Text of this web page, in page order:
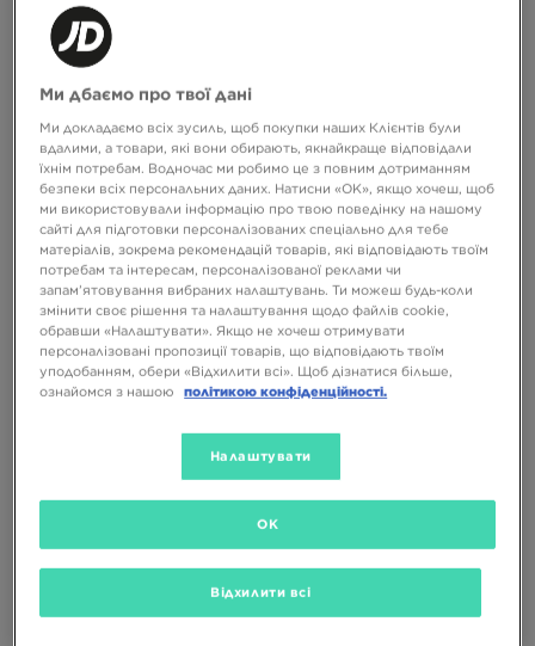
-10% З КОДОМ NOVY10
UGG CLASSIC ULTRA MINI
PLATFORM
8999 ГРН
-10% З КОДОМ NOVY10
UGG CLASSIC ULTRA MINI
PLATFORM
8999 ГРН
-10% З КОДОМ NOVY10 -10% З КОДОМ NOVY10
Ми дбаємо про твої дані
Ми докладаємо всіх зусиль, щоб покупки наших Клієнтів були
вдалими, а товари, які вони обирають, якнайкраще відповідали
їхнім потребам. Водночас ми робимо це з повним дотриманням
безпеки всіх персональних даних. Натисни «OK», якщо хочеш, щоб
ми використовували інформацію про твою поведінку на нашому
сайті для підготовки персоналізованих спеціально для тебе
матеріалів, зокрема рекомендацій товарів, які відповідають твоїм
потребам та інтересам, персоналізованої реклами чи
запам’ятовування вибраних налаштувань. Ти можеш будь-коли
змінити своє рішення та налаштування щодо файлів cookie,
обравши «Налаштувати». Якщо не хочеш отримувати
персоналізовані пропозиції товарів, що відповідають твоїм
уподобанням, обери «Відхилити всі». Щоб дізнатися більше,
ознайомся з нашою
політикою конфіденційності.
Налаштувати
Відхилити всі
OK